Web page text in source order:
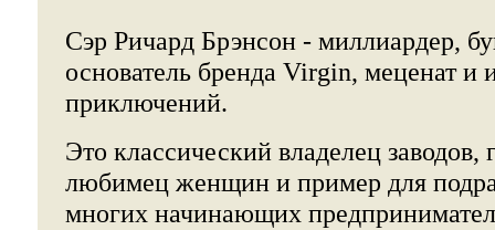
Сэр Ричард Брэнсон - миллиардер,
основатель бренда Virgin, меценат и
приключений.
Это классический владелец заводов,
любимец женщин и пример для
многих начинающих